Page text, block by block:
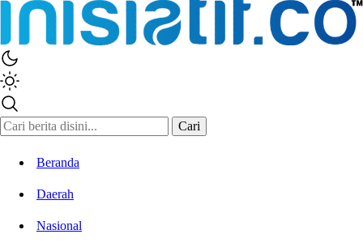
Cari
Beranda
Daerah
Nasional